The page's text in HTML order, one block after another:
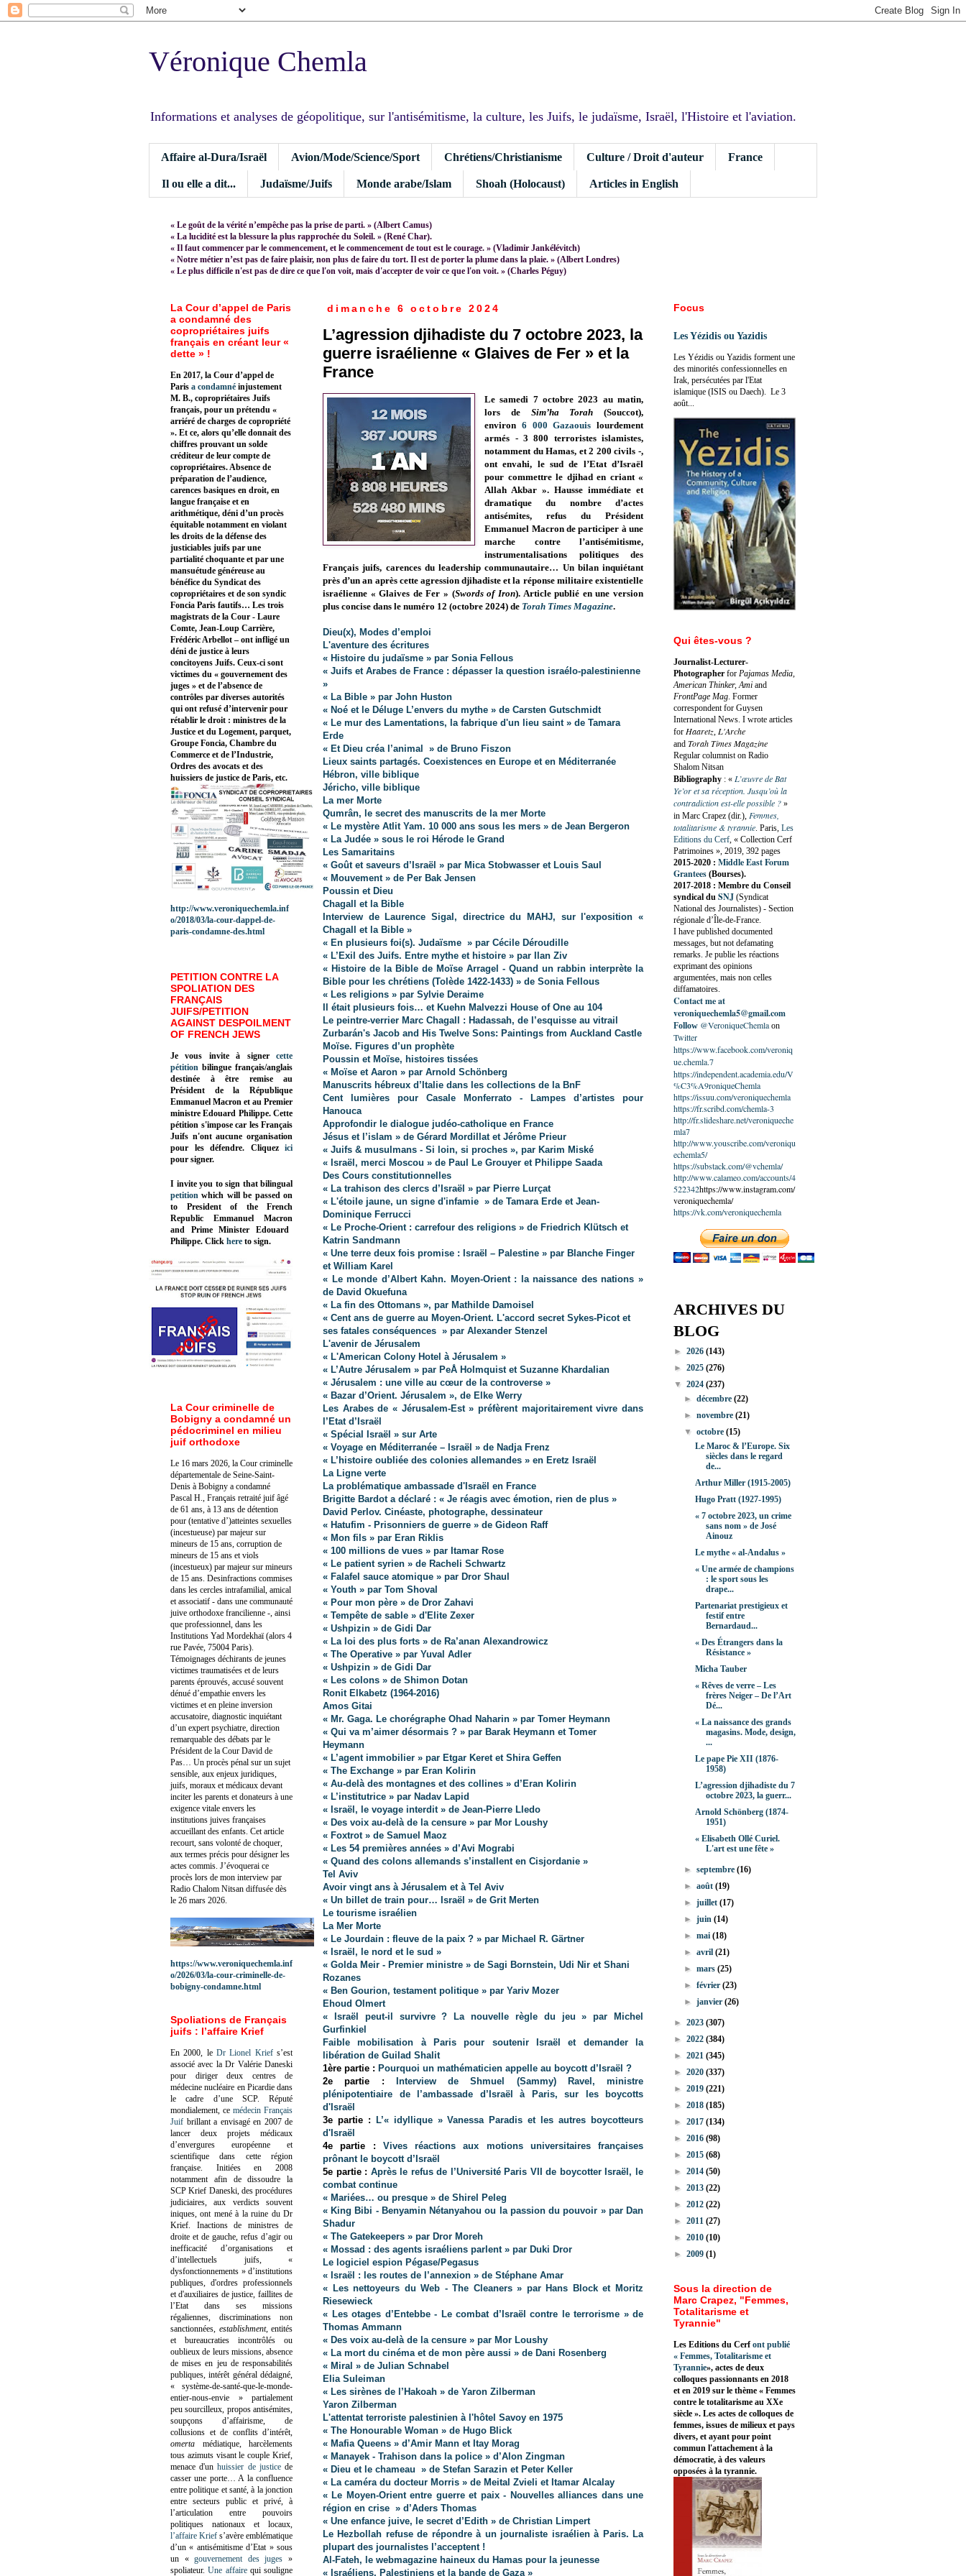
Véronique Chemla
Informations et analyses de géopolitique, sur l'antisémitisme, la culture, les Juifs, le judaïsme, Israël, l'Histoire et l'aviation.
Affaire al-Dura/Israël Avion/Mode/Science/Sport Chrétiens/Christianisme Culture / Droit d'auteur France
Il ou elle a dit... Judaïsme/Juifs Monde arabe/Islam Shoah (Holocaust) Articles in English
« Le goût de la vérité n’empêche pas la prise de parti. » (Albert Camus)
« La lucidité est la blessure la plus rapprochée du Soleil. » (René Char).
« Il faut commencer par le commencement, et le commencement de tout est le courage. » (Vladimir Jankélévitch)
« Notre métier n’est pas de faire plaisir, non plus de faire du tort. Il est de porter la plume dans la plaie. » (Albert Londres)
« Le plus difficile n'est pas de dire ce que l'on voit, mais d'accepter de voir ce que l'on voit. » (Charles Péguy)
dimanche 6 octobre 2024
L’agression djihadiste du 7 octobre 2023, la
guerre israélienne « Glaives de Fer » et la
France
Le samedi 7 octobre 2023 au matin,
lors de Sim’ha Torah (Souccot),
environ 6 000 Gazaouis lourdement
armés - 3 800 terroristes islamistes,
notamment du Hamas, et 2 200 civils -,
ont envahi, le sud de l’Etat d’Israël
pour commettre le djihad en criant «
Allah Akbar ». Hausse immédiate et
dramatique du nombre d’actes
antisémites, refus du Président
Emmanuel Macron de participer à une
marche contre l’antisémitisme,
instrumentalisations politiques des
Français juifs, carences du leadership communautaire… Un bilan inquiétant
près d’un an après cette agression djihadiste et la réponse militaire existentielle
israélienne « Glaives de Fer » (Swords of Iron). Article publié en une version
plus concise dans le numéro 12 (octobre 2024) de Torah Times Magazine.
Dieu(x), Modes d’emploi
L'aventure des écritures
« Histoire du judaïsme » par Sonia Fellous
« Juifs et Arabes de France : dépasser la question israélo-palestinienne
»
« La Bible » par John Huston
« Noé et le Déluge L’envers du mythe » de Carsten Gutschmidt
« Le mur des Lamentations, la fabrique d'un lieu saint » de Tamara
Erde
« Et Dieu créa l’animal » de Bruno Fiszon
Lieux saints partagés. Coexistences en Europe et en Méditerranée
Hébron, ville biblique
Jéricho, ville biblique
La mer Morte
Qumrân, le secret des manuscrits de la mer Morte
« Le mystère Atlit Yam. 10 000 ans sous les mers » de Jean Bergeron
« La Judée » sous le roi Hérode le Grand
Les Samaritains
« Goût et saveurs d’Israël » par Mica Stobwasser et Louis Saul
« Mouvement » de Per Bak Jensen
Poussin et Dieu
Chagall et la Bible
Interview de Laurence Sigal, directrice du MAHJ, sur l'exposition «
Chagall et la Bible »
« En plusieurs foi(s). Judaïsme » par Cécile Déroudille
« L’Exil des Juifs. Entre mythe et histoire » par Ilan Ziv
« Histoire de la Bible de Moïse Arragel - Quand un rabbin interprète la
Bible pour les chrétiens (Tolède 1422-1433) » de Sonia Fellous
« Les religions » par Sylvie Deraime
Il était plusieurs fois… et Kuehn Malvezzi House of One au 104
Le peintre-verrier Marc Chagall : Hadassah, de l’esquisse au vitrail
Zurbarán's Jacob and His Twelve Sons: Paintings from Auckland Castle
Moïse. Figures d’un prophète
Poussin et Moïse, histoires tissées
« Moïse et Aaron » par Arnold Schönberg
Manuscrits hébreux d’Italie dans les collections de la BnF
Cent lumières pour Casale Monferrato - Lampes d’artistes pour
Hanouca
Approfondir le dialogue judéo-catholique en France
Jésus et l’islam » de Gérard Mordillat et Jérôme Prieur
« Juifs & musulmans - Si loin, si proches », par Karim Miské
« Israël, merci Moscou » de Paul Le Grouyer et Philippe Saada
Des Cours constitutionnelles
« La trahison des clercs d’Israël » par Pierre Lurçat
« L'étoile jaune, un signe d'infamie » de Tamara Erde et Jean-
Dominique Ferrucci
« Le Proche-Orient : carrefour des religions » de Friedrich Klütsch et
Katrin Sandmann
« Une terre deux fois promise : Israël – Palestine » par Blanche Finger
et William Karel
« Le monde d’Albert Kahn. Moyen-Orient : la naissance des nations »
de David Okuefuna
« La fin des Ottomans », par Mathilde Damoisel
« Cent ans de guerre au Moyen-Orient. L'accord secret Sykes-Picot et
ses fatales conséquences » par Alexander Stenzel
L'avenir de Jérusalem
« L'American Colony Hotel à Jérusalem »
« L’Autre Jérusalem » par PeÅ Holmquist et Suzanne Khardalian
« Jérusalem : une ville au cœur de la controverse »
« Bazar d’Orient. Jérusalem », de Elke Werry
Les Arabes de « Jérusalem-Est » préfèrent majoritairement vivre dans
l’Etat d’Israël
« Spécial Israël » sur Arte
« Voyage en Méditerranée – Israël » de Nadja Frenz
« L’histoire oubliée des colonies allemandes » en Eretz Israël
La Ligne verte
La problématique ambassade d'Israël en France
Brigitte Bardot a déclaré : « Je réagis avec émotion, rien de plus »
David Perlov. Cinéaste, photographe, dessinateur
« Hatufim - Prisonniers de guerre » de Gideon Raff
« Mon fils » par Eran Riklis
« 100 millions de vues » par Itamar Rose
« Le patient syrien » de Racheli Schwartz
« Falafel sauce atomique » par Dror Shaul
« Youth » par Tom Shoval
« Pour mon père » de Dror Zahavi
« Tempête de sable » d'Elite Zexer
« Ushpizin » de Gidi Dar
« La loi des plus forts » de Ra’anan Alexandrowicz
« The Operative » par Yuval Adler
« Ushpizin » de Gidi Dar
« Les colons » de Shimon Dotan
Ronit Elkabetz (1964-2016)
Amos Gitai
« Mr. Gaga. Le chorégraphe Ohad Naharin » par Tomer Heymann
« Qui va m’aimer désormais ? » par Barak Heymann et Tomer
Heymann
« L’agent immobilier » par Etgar Keret et Shira Geffen
« The Exchange » par Eran Kolirin
« Au-delà des montagnes et des collines » d’Eran Kolirin
« L’institutrice » par Nadav Lapid
« Israël, le voyage interdit » de Jean-Pierre Lledo
« Des voix au-delà de la censure » par Mor Loushy
« Foxtrot » de Samuel Maoz
« Les 54 premières années » d’Avi Mograbi
« Quand des colons allemands s’installent en Cisjordanie »
Tel Aviv
Avoir vingt ans à Jérusalem et à Tel Aviv
« Un billet de train pour… Israël » de Grit Merten
Le tourisme israélien
La Mer Morte
« Le Jourdain : fleuve de la paix ? » par Michael R. Gärtner
« Israël, le nord et le sud »
« Golda Meir - Premier ministre » de Sagi Bornstein, Udi Nir et Shani
Rozanes
« Ben Gourion, testament politique » par Yariv Mozer
Ehoud Olmert
« Israël peut-il survivre ? La nouvelle règle du jeu » par Michel
Gurfinkiel
Faible mobilisation à Paris pour soutenir Israël et demander la
libération de Guilad Shalit
1ère partie : Pourquoi un mathématicien appelle au boycott d’Israël ?
2e partie :
Interview de Shmuel (Sammy) Ravel, ministre
plénipotentiaire de l’ambassade d’Israël à Paris, sur les boycotts
d'Israël
3e partie :
L’« idyllique » Vanessa Paradis et les autres boycotteurs
d'Israël
4e partie : Vives réactions aux motions universitaires françaises
prônant le boycott d’Israël
5e partie : Après le refus de l’Université Paris VII de boycotter Israël, le
combat continue
« Mariées… ou presque » de Shirel Peleg
« King Bibi - Benyamin Nétanyahou ou la passion du pouvoir » par Dan
Shadur
« The Gatekeepers » par Dror Moreh
« Mossad : des agents israéliens parlent » par Duki Dror
Le logiciel espion Pégase/Pegasus
« Israël : les routes de l’annexion » de Stéphane Amar
« Les nettoyeurs du Web - The Cleaners » par Hans Block et Moritz
Riesewieck
« Les otages d’Entebbe - Le combat d’Israël contre le terrorisme » de
Thomas Ammann
« Des voix au-delà de la censure » par Mor Loushy
« La mort du cinéma et de mon père aussi » de Dani Rosenberg
« Miral » de Julian Schnabel
Elia Suleiman
« Les sirènes de l’Hakoah » de Yaron Zilberman
Yaron Zilberman
L'attentat terroriste palestinien à l'hôtel Savoy en 1975
« The Honourable Woman » de Hugo Blick
« Mafia Queens » d’Amir Mann et Itay Morag
« Manayek - Trahison dans la police » d’Alon Zingman
« Dieu et le chameau » de Stefan Sarazin et Peter Keller
« La caméra du docteur Morris » de Meital Zvieli et Itamar Alcalay
« Le Moyen-Orient entre guerre et paix - Nouvelles alliances dans une
région en crise » d’Aders Thomas
« Une enfance juive, le secret d’Edith » de Christian Limpert
Le Hezbollah refuse de répondre à un journaliste israélien à Paris. La
plupart des journalistes l’acceptent !
Al-Fateh, le webmagazine haineux du Hamas pour la jeunesse
« Israéliens, Palestiniens et la bande de Gaza »
La Cour d’appel de Paris
a condamné des
copropriétaires juifs
français en créant leur «
dette » !
En 2017, la Cour d’appel de
Paris a condamné injustement
M. B., copropriétaires Juifs
français, pour un prétendu «
arriéré de charges de copropriété
». Et ce, alors qu’elle donnait des
chiffres prouvant un solde
créditeur de leur compte de
copropriétaires. Absence de
préparation de l’audience,
carences basiques en droit, en
langue française et en
arithmétique, déni d’un procès
équitable notamment en violant
les droits de la défense des
justiciables juifs par une
partialité choquante et par une
mansuétude généreuse au
bénéfice du Syndicat des
copropriétaires et de son syndic
Foncia Paris fautifs… Les trois
magistrats de la Cour - Laure
Comte, Jean-Loup Carrière,
Frédéric Arbellot – ont infligé un
déni de justice à leurs
concitoyens Juifs. Ceux-ci sont
victimes du « gouvernement des
juges » et de l’absence de
contrôles par diverses autorités
qui ont refusé d’intervenir pour
rétablir le droit : ministres de la
Justice et du Logement, parquet,
Groupe Foncia, Chambre du
Commerce et de l’Industrie,
Ordres des avocats et des
huissiers de justice de Paris, etc.
http://www.veroniquechemla.inf
o/2018/03/la-cour-dappel-de-
paris-condamne-des.html
PETITION CONTRE LA
SPOLIATION DES
FRANÇAIS
JUIFS/PETITION
AGAINST DESPOILMENT
OF FRENCH JEWS
Je vous invite à signer cette
pétition bilingue français/anglais
destinée à être remise au
Président de la République
Emmanuel Macron et au Premier
ministre Edouard Philippe. Cette
pétition s'impose car les Français
Juifs n'ont aucune organisation
pour les défendre. Cliquez
ici
pour signer.
I invite you to sign that bilingual
petition which will be passed on
to President of the French
Republic Emmanuel Macron
and Prime Minister Edouard
Philippe. Click here to sign.
La Cour criminelle de
Bobigny a condamné un
pédocriminel en milieu
juif orthodoxe
Le 16 mars 2026, la Cour criminelle
départementale de Seine-Saint-
Denis à Bobigny a condamné
Pascal H., Français retraité juif âgé
de 61 ans, à 13 ans de détention
pour (tentative d’)atteintes sexuelles
(incestueuse) par majeur sur
mineurs de 15 ans, corruption de
mineurs de 15 ans et viols
(incestueux) par majeur sur mineurs
de 15 ans. Desinfractions commises
dans les cercles intrafamilial, amical
et associatif - dans une communauté
juive orthodoxe francilienne -, ainsi
que professionnel, dans les
Institutions Yad Mordekhaï (alors 4
rue Pavée, 75004 Paris).
Témoignages déchirants de jeunes
victimes traumatisées et de leurs
parents éprouvés, accusé souvent
dénué d’empathie envers les
victimes et en pleine inversion
accusatoire, diagnostic inquiétant
d’un expert psychiatre, direction
remarquable des débats par le
Président de la Cour David de
Pas… Un procès pénal sur un sujet
sensible, aux enjeux juridiques,
juifs, moraux et médicaux devant
inciter les parents et donateurs à une
exigence vitale envers les
institutions juives françaises
accueillant des enfants. Cet article
recourt, sans volonté de choquer,
aux termes précis pour désigner les
actes commis. J’évoquerai ce
procès lors de mon interview par
Radio Chalom Nitsan diffusée dès
le 26 mars 2026.
https://www.veroniquechemla.inf
o/2026/03/la-cour-criminelle-de-
bobigny-condamne.html
Spoliations de Français
juifs : l’affaire Krief
En 2000, le Dr Lionel Kriefs’est
associé avec la Dr Valérie Daneski
pour diriger deux centres de
médecine nucléaire en Picardie dans
le cadre d’une SCP. Réputé
mondialement, ce médecin Français
Juif brillant a envisagé en 2007 de
lancer deux projets médicaux
d’envergures européenne et
scientifique dans cette région
française. Initiées en 2008
notamment afin de dissoudre la
SCP Krief Daneski, des procédures
judiciaires, aux verdicts souvent
iniques, ont mené à la ruine du Dr
Krief. Inactions de ministres de
droite et de gauche, refus d’agir ou
inefficacité d’organisations et
d’intellectuels juifs, «
dysfonctionnements » d’institutions
publiques, d'ordres professionnels
et d'auxiliaires de justice, faillites de
l’Etat dans ses missions
régaliennes, discriminations non
sanctionnées, establishment, entités
et bureaucraties incontrôlés ou
oublieux de leurs missions, absence
de mises en jeu de responsabilités
publiques, intérêt général dédaigné,
« système-de-santé-que-le-monde-
entier-nous-envie » partialement
peu sourcilleux, propos antisémites,
soupçons d’affairisme, de
collusions et de conflits d’intérêt,
omerta médiatique, harcèlements
tous azimuts visant le couple Krief,
menace d'unhuissier de justicede
casser une porte… A la confluence
entre politique et santé, à la jonction
entre secteurs public et privé, à
l’articulation entre pouvoirs
politiques nationaux et locaux,
l’affaire Krief s’avère emblématique
d’un « antisémitisme d’Etat » sous
un «gouvernement des juges »
spoliateur.Une affairequi souligne
Focus
Les Yézidis ou Yazidis
Les Yézidis ou Yazidis forment une
des minorités confessionnelles en
Irak, persécutées par l'Etat
islamique (ISIS ou Daech). Le 3
août...
Qui êtes-vous ?
Journalist-Lecturer-
Photographer for Pajamas Media,
American Thinker, Ami and
FrontPage Mag. Former
correspondent for Guysen
International News. I wrote articles
for Haaretz, L'Arche
and Torah Times Magazine
Regular columnist on Radio
Shalom Nitsan
Bibliography : « L’œuvre de Bat
Ye’or et sa réception. Jusqu’où la
contradiction est-elle possible ? »
in Marc Crapez (dir.), Femmes,
totalitarisme & tyrannie. Paris, Les
Editions du Cerf, « Collection Cerf
Patrimoines », 2019, 392 pages
2015-2020 : Middle East Forum
Grantees (Bourses).
2017-2018 : Membre du Conseil
syndical du SNJ (Syndicat
National des Journalistes) - Section
régionale d’Île-de-France.
I have published documented
messages, but not defamating
remarks. Je publie les réactions
exprimant des opinions
argumentées, mais non celles
diffamatoires.
Contact me at
veroniquechemla5@gmail.com
Follow @VeroniqueChemlaon
Twitter
https://www.facebook.com/veroniq
ue.chemla.7
https://independent.academia.edu/V
%C3%A9roniqueChemla
https://issuu.com/veroniquechemla
https://fr.scribd.com/chemla-3
http://fr.slideshare.net/veroniqueche
mla7
http://www.youscribe.com/veroniqu
echemla5/
https://substack.com/@vchemla/
http://www.calameo.com/accounts/4
522342https://www.instagram.com/
veroniquechemla/
https://vk.com/veroniquechemla
ARCHIVES DU
BLOG
► 2026 (143)
► 2025 (276)
▼ 2024 (237)
►décembre(22)
►novembre(21)
▼octobre(15)
Le Maroc & l’Europe. Six
siècles dans le regard
de...
Arthur Miller (1915-2005)
Hugo Pratt (1927-1995)
« 7 octobre 2023, un crime
sans nom » de José
Ainouz
Le mythe « al-Andalus »
« Une armée de champions
: le sport sous les
drape...
Partenariat prestigieux et
festif entre
Bernardaud...
« Des Étrangers dans la
Résistance »
Micha Tauber
« Rêves de verre – Les
frères Neiger – De l’Art
Dé...
« La naissance des grands
magasins. Mode, design,
...
Le pape Pie XII (1876-
1958)
L’agression djihadiste du 7
octobre 2023, la guerr...
Arnold Schönberg (1874-
1951)
« Elisabeth Ollé Curiel.
L'art est une fête »
►septembre(16)
►août(19)
►juillet(17)
►juin(14)
►mai(18)
►avril(21)
►mars(25)
►février(23)
►janvier(26)
► 2023 (307)
► 2022 (384)
► 2021 (345)
► 2020 (337)
► 2019 (221)
► 2018 (185)
► 2017 (134)
► 2016 (98)
► 2015 (68)
► 2014 (50)
► 2013 (22)
► 2012 (22)
► 2011 (27)
► 2010 (10)
► 2009 (1)
Sous la direction de
Marc Crapez, "Femmes,
Totalitarisme et
Tyrannie"
Les Editions du Cerfont publié
« Femmes, Totalitarisme et
Tyrannie», actes de deux
colloques passionnants en 2018
et en 2019 sur le thème « Femmes
contre le totalitarisme au XXe
siècle ». Les actes de colloques de
femmes, issues de milieux et pays
divers, et ayant pour point
commun l'attachement à la
démocratie, à des valeurs
opposées à la tyrannie.